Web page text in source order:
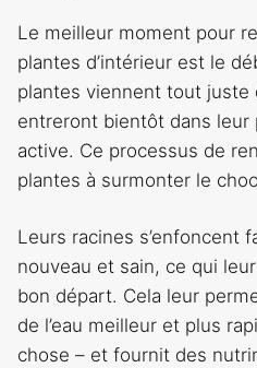
Le meilleur moment pour
plantes d’intérieur est le
plantes viennent tout juste
entreront bientôt dans leur
active. Ce processus de
plantes à surmonter le
Leurs racines s’enfoncent
nouveau et sain, ce qui
bon départ. Cela leur
de l’eau meilleur et plus
chose – et fournit des